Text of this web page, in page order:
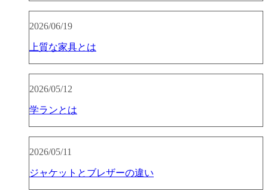
2026/06/19
上質な家具とは
2026/05/12
学ランとは
2026/05/11
ジャケットとブレザーの違い